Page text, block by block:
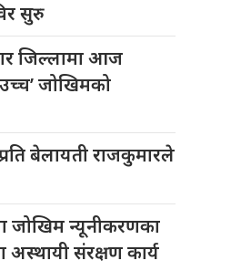
सुरु
जिल्लामा आज
जोखिमको
बेलायती राजकुमारले
जोखिम न्यूनीकरणका
अस्थायी संरक्षण कार्य